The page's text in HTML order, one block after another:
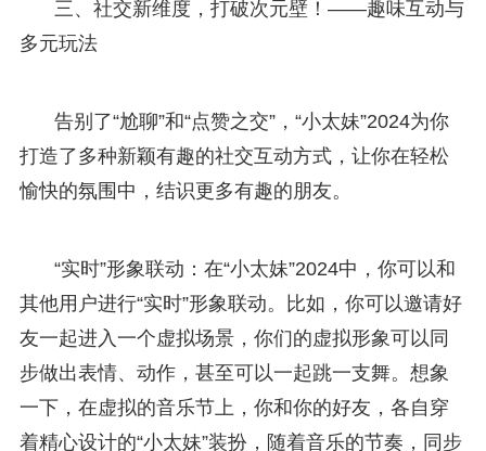
三、社交新维度，打破次元壁！——趣味互动与
多元玩法
告别了“尬聊”和“点赞之交”，“小太妹”2024为你
打造了多种新颖有趣的社交互动方式，让你在轻松
愉快的氛围中，结识更多有趣的朋友。
“实时”形象联动：在“小太妹”2024中，你可以和
其他用户进行“实时”形象联动。比如，你可以邀请好
友一起进入一个虚拟场景，你们的虚拟形象可以同
步做出表情、动作，甚至可以一起跳一支舞。想象
一下，在虚拟的音乐节上，你和你的好友，各自穿
着精心设计的“小太妹”装扮，随着音乐的节奏，同步